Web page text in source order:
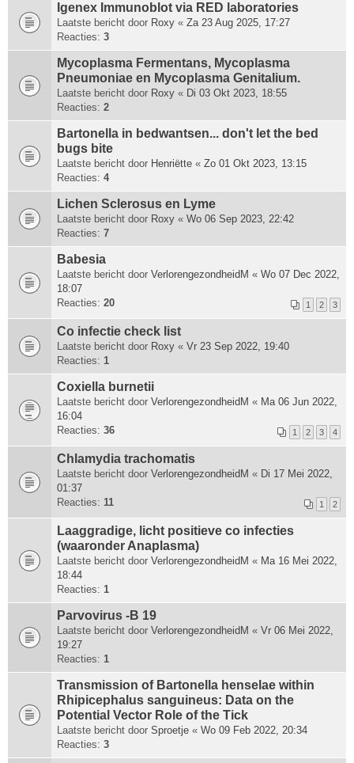
Igenex Immunoblot via RED laboratories
Laatste bericht door Roxy « Za 23 Aug 2025, 17:27
Reacties: 3
Mycoplasma Fermentans, Mycoplasma
Pneumoniae en Mycoplasma Genitalium.
Laatste bericht door Roxy « Di 03 Okt 2023, 18:55
Reacties: 2
Bartonella in bedwantsen... don't let the bed
bugs bite
Laatste bericht door Henriëtte « Zo 01 Okt 2023, 13:15
Reacties: 4
Lichen Sclerosus en Lyme
Laatste bericht door Roxy « Wo 06 Sep 2023, 22:42
Reacties: 7
Babesia
Laatste bericht door VerlorengezondheidM « Wo 07 Dec 2022,
18:07
Reacties: 20 1 2 3
Co infectie check list
Laatste bericht door Roxy « Vr 23 Sep 2022, 19:40
Reacties: 1
Coxiella burnetii
Laatste bericht door VerlorengezondheidM « Ma 06 Jun 2022,
16:04
Reacties: 36 1 2 3 4
Chlamydia trachomatis
Laatste bericht door VerlorengezondheidM « Di 17 Mei 2022,
01:37
Reacties: 11 1 2
Laaggradige, licht positieve co infecties
(waaronder Anaplasma)
Laatste bericht door VerlorengezondheidM « Ma 16 Mei 2022,
18:44
Reacties: 1
Parvovirus -B 19
Laatste bericht door VerlorengezondheidM « Vr 06 Mei 2022,
19:27
Reacties: 1
Transmission of Bartonella henselae within
Rhipicephalus sanguineus: Data on the
Potential Vector Role of the Tick
Laatste bericht door Sproetje « Wo 09 Feb 2022, 20:34
Reacties: 3